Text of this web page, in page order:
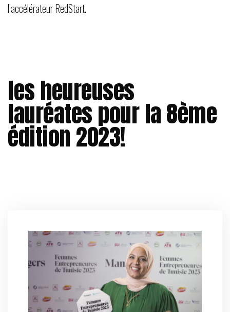
l’accélérateur RedStart.
les heureuses
lauréates pour la 8ème
édition 2023!